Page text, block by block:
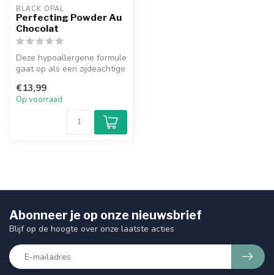
BLACK OPAL
Perfecting Powder Au
Chocolat
Deze hypoallergene formule
gaat op als een zijdeachtige
€13,99
Op voorraad
Abonneer je op onze nieuwsbrief
Blijf op de hoogte over onze laatste acties